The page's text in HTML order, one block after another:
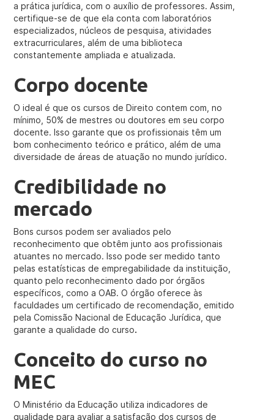
a prática jurídica, com o auxílio de professores. Assim,
certifique-se de que ela conta com laboratórios
especializados, núcleos de pesquisa, atividades
extracurriculares, além de uma biblioteca
constantemente ampliada e atualizada.
Corpo docente
O ideal é que os cursos de Direito contem com, no
mínimo, 50% de mestres ou doutores em seu corpo
docente. Isso garante que os profissionais têm um
bom conhecimento teórico e prático, além de uma
diversidade de áreas de atuação no mundo jurídico.
Credibilidade no
mercado
Bons cursos podem ser avaliados pelo
reconhecimento que obtêm junto aos profissionais
atuantes no mercado. Isso pode ser medido tanto
pelas estatísticas de empregabilidade da instituição,
quanto pelo reconhecimento dado por órgãos
específicos, como a OAB. O órgão oferece às
faculdades um certificado de recomendação, emitido
pela Comissão Nacional de Educação Jurídica, que
garante a qualidade do curso.
Conceito do curso no
MEC
O Ministério da Educação utiliza indicadores de
qualidade para avaliar a satisfação dos cursos de